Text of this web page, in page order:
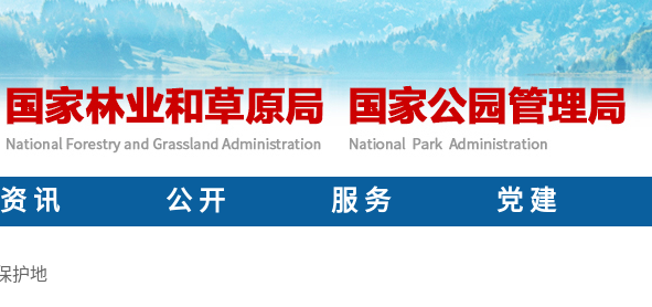
资 讯 公 开 服 务 党 建
护地